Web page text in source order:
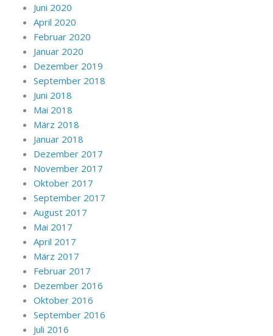
Juni 2020
April 2020
Februar 2020
Januar 2020
Dezember 2019
September 2018
Juni 2018
Mai 2018
März 2018
Januar 2018
Dezember 2017
November 2017
Oktober 2017
September 2017
August 2017
Mai 2017
April 2017
März 2017
Februar 2017
Dezember 2016
Oktober 2016
September 2016
Juli 2016